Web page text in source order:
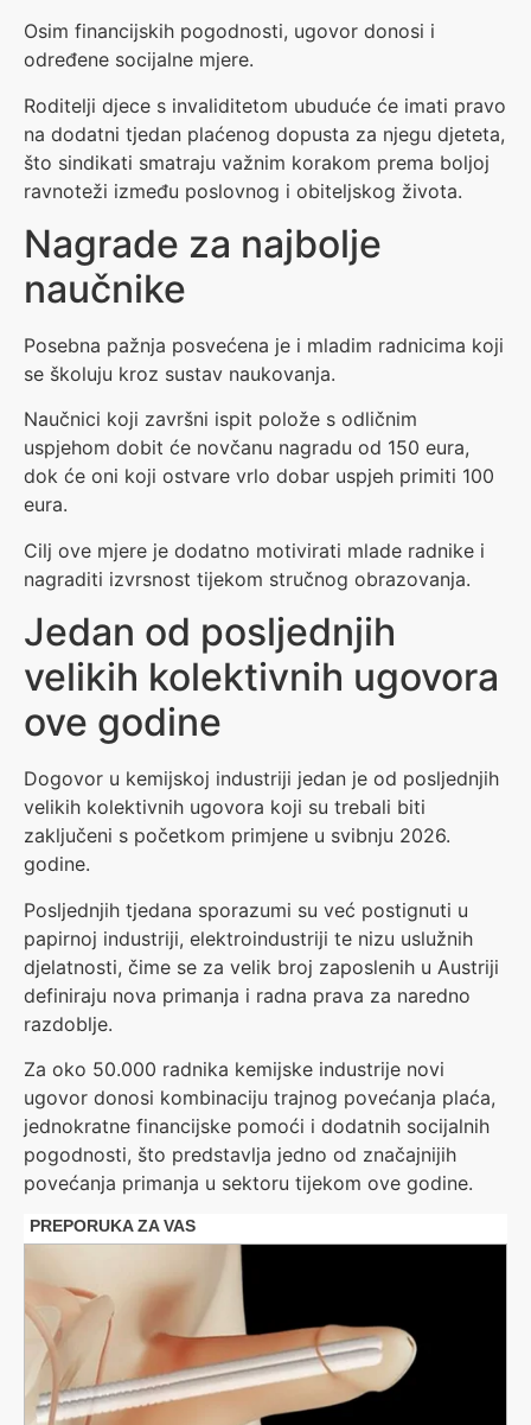
Osim financijskih pogodnosti, ugovor donosi i
određene socijalne mjere.
Roditelji djece s invaliditetom ubuduće će imati pravo
na dodatni tjedan plaćenog dopusta za njegu djeteta,
što sindikati smatraju važnim korakom prema boljoj
ravnoteži između poslovnog i obiteljskog života.
Nagrade za najbolje
naučnike
Posebna pažnja posvećena je i mladim radnicima koji
se školuju kroz sustav naukovanja.
Naučnici koji završni ispit polože s odličnim
uspjehom dobit će novčanu nagradu od 150 eura,
dok će oni koji ostvare vrlo dobar uspjeh primiti 100
eura.
Cilj ove mjere je dodatno motivirati mlade radnike i
nagraditi izvrsnost tijekom stručnog obrazovanja.
Jedan od posljednjih
velikih kolektivnih ugovora
ove godine
Dogovor u kemijskoj industriji jedan je od posljednjih
velikih kolektivnih ugovora koji su trebali biti
zaključeni s početkom primjene u svibnju 2026.
godine.
Posljednjih tjedana sporazumi su već postignuti u
papirnoj industriji, elektroindustriji te nizu uslužnih
djelatnosti, čime se za velik broj zaposlenih u Austriji
definiraju nova primanja i radna prava za naredno
razdoblje.
Za oko 50.000 radnika kemijske industrije novi
ugovor donosi kombinaciju trajnog povećanja plaća,
jednokratne financijske pomoći i dodatnih socijalnih
pogodnosti, što predstavlja jedno od značajnijih
povećanja primanja u sektoru tijekom ove godine.